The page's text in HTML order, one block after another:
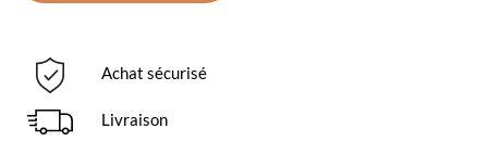
Achat sécurisé
Livraison